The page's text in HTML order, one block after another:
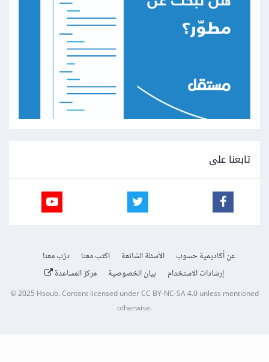
تابعنا على
عن أكاديمية حسوب الأسئلة الشائعة اكتب معنا
درّب معنا
إرشادات الاستخدام
بيان الخصوصية مركز المساعدة
© 2025 Hsoub.Content licensed underCC BY-NC-SA 4.0unless mentioned
otherwise.